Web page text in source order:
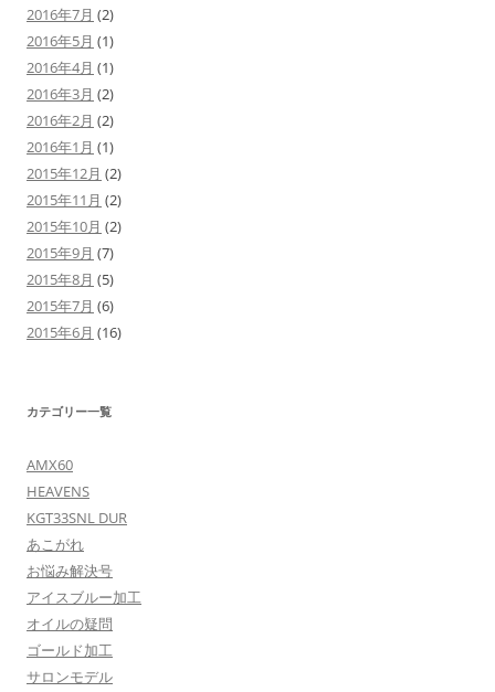
2016年7月 (2)
2016年5月 (1)
2016年4月 (1)
2016年3月 (2)
2016年2月 (2)
2016年1月 (1)
2015年12月 (2)
2015年11月 (2)
2015年10月 (2)
2015年9月 (7)
2015年8月 (5)
2015年7月 (6)
2015年6月 (16)
カテゴリー一覧
AMX60
HEAVENS
KGT33SNL DUR
あこがれ
お悩み解決号
アイスブルー加工
オイルの疑問
ゴールド加工
サロンモデル